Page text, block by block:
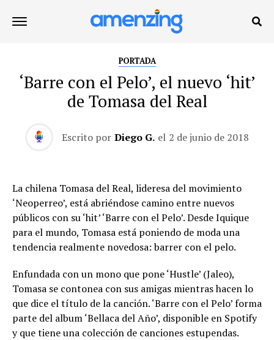
PORTADA
‘Barre con el Pelo’, el nuevo ‘hit’
de Tomasa del Real
Escrito por Diego G. el 2 de junio de 2018
La chilena Tomasa del Real, lideresa del movimiento
‘Neoperreo’, está abriéndose camino entre nuevos
públicos con su ‘hit’ ‘Barre con el Pelo’. Desde Iquique
para el mundo, Tomasa está poniendo de moda una
tendencia realmente novedosa: barrer con el pelo.
Enfundada con un mono que pone ‘Hustle’ (Jaleo),
Tomasa se contonea con sus amigas mientras hacen lo
que dice el título de la canción. ‘Barre con el Pelo’ forma
parte del album ‘Bellaca del Año’, disponible en Spotify
y que tiene una colección de canciones estupendas.